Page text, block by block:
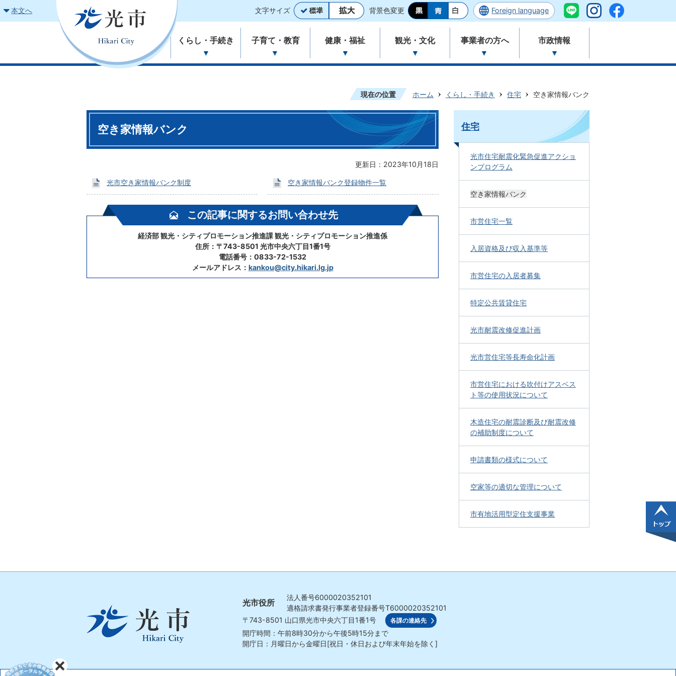
本文へ 文字サイズ 背景色変更 Foreign language
くらし・手続き 子育て・教育 健康・福祉 観光・文化 事業者の方へ 市政情報
現在の位置 ホーム くらし・手続き 住宅 空き家情報バンク
空き家情報バンク
更新日：2023年10月18日
光市空き家情報バンク制度 空き家情報バンク登録物件一覧
この記事に関するお問い合わせ先
経済部 観光・シティプロモーション推進課 観光・シティプロモーション推進係
住所：〒743-8501 光市中央六丁目1番1号
電話番号：0833-72-1532
メールアドレス： kankou@city.hikari.lg.jp
住宅
光市住宅耐震化緊急促進アクショ
ンプログラム
空き家情報バンク
市営住宅一覧
入居資格及び収入基準等
市営住宅の入居者募集
特定公共賃貸住宅
光市耐震改修促進計画
光市営住宅等長寿命化計画
市営住宅における吹付けアスベス
ト等の使用状況について
木造住宅の耐震診断及び耐震改修
の補助制度について
申請書類の様式について
空家等の適切な管理について
市有地活用型定住支援事業
Hikari
光市役所
法人番号6000020352101
適格請求書発行事業者登録番号T6000020352101
〒743-8501 山口県光市中央六丁目1番1号 各課の連絡先
開庁時間：午前8時30分から午後5時15分まで
開庁日：月曜日から金曜日[祝日・休日および年末年始を除く]